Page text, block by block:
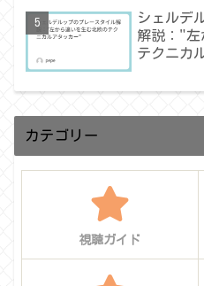
シェルデ
解説："左
テクニカ
カテゴリー
視聴ガイド